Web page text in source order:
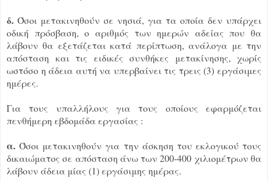
δ. Όσοι μετακινηθούν σε νησιά, για τα οποία δεν υπάρχει
οδική πρόσβαση, ο αριθμός των ημερών αδείας που θα
λάβουν θα εξετάζεται κατά περίπτωση, ανάλογα με την
απόσταση και τις ειδικές συνθήκες μετακίνησης, χωρίς
ωστόσο η άδεια αυτή να υπερβαίνει τις τρεις (3) εργάσιμες
ημέρες.
Για τους υπαλλήλους για τους οποίους εφαρμόζεται
πενθήμερη εβδομάδα εργασίας :
α.Όσοι μετακινηθούν για την άσκηση του εκλογικού τους
δικαιώματος σε απόσταση άνω των 200-400 χιλιομέτρων θα
λάβουν άδεια μίας (1) εργάσιμης ημέρας.